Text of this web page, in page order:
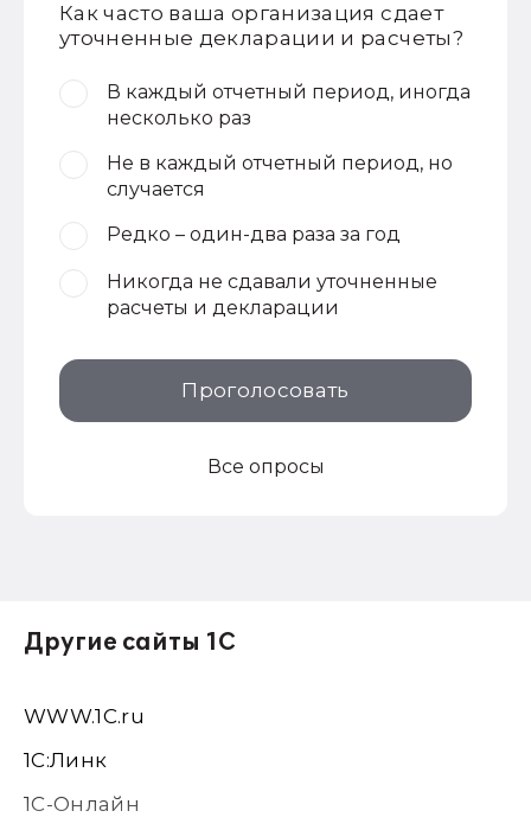
Как часто ваша организация сдает
уточненные декларации и расчеты?
В каждый отчетный период, иногда
несколько раз
Не в каждый отчетный период, но
случается
Редко – один-два раза за год
Никогда не сдавали уточненные
расчеты и декларации
Проголосовать
Все опросы
Другие сайты 1С
WWW.1С.ru
1С:Линк
1С-Онлайн